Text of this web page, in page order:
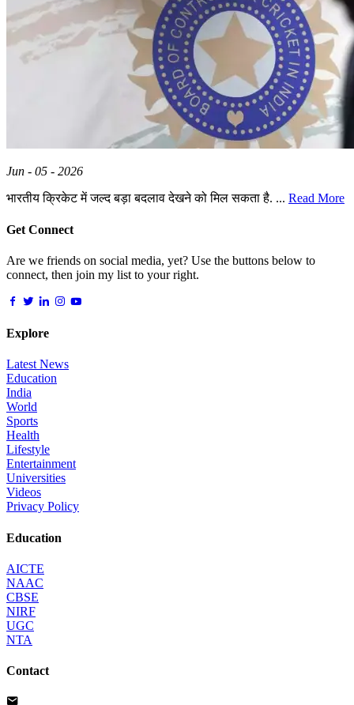
Jun - 05 - 2026
भारतीय क्रिकेट में जल्द बड़ा बदलाव देखने को मिल सकता है. ... Read More
Get Connect
Are we friends on social media, yet? Use the buttons below to
connect, then join my list to your right.
Explore
Latest News
Education
India
World
Sports
Health
Lifestyle
Entertainment
Universities
Videos
Privacy Policy
Education
AICTE
NAAC
CBSE
NIRF
UGC
NTA
Contact